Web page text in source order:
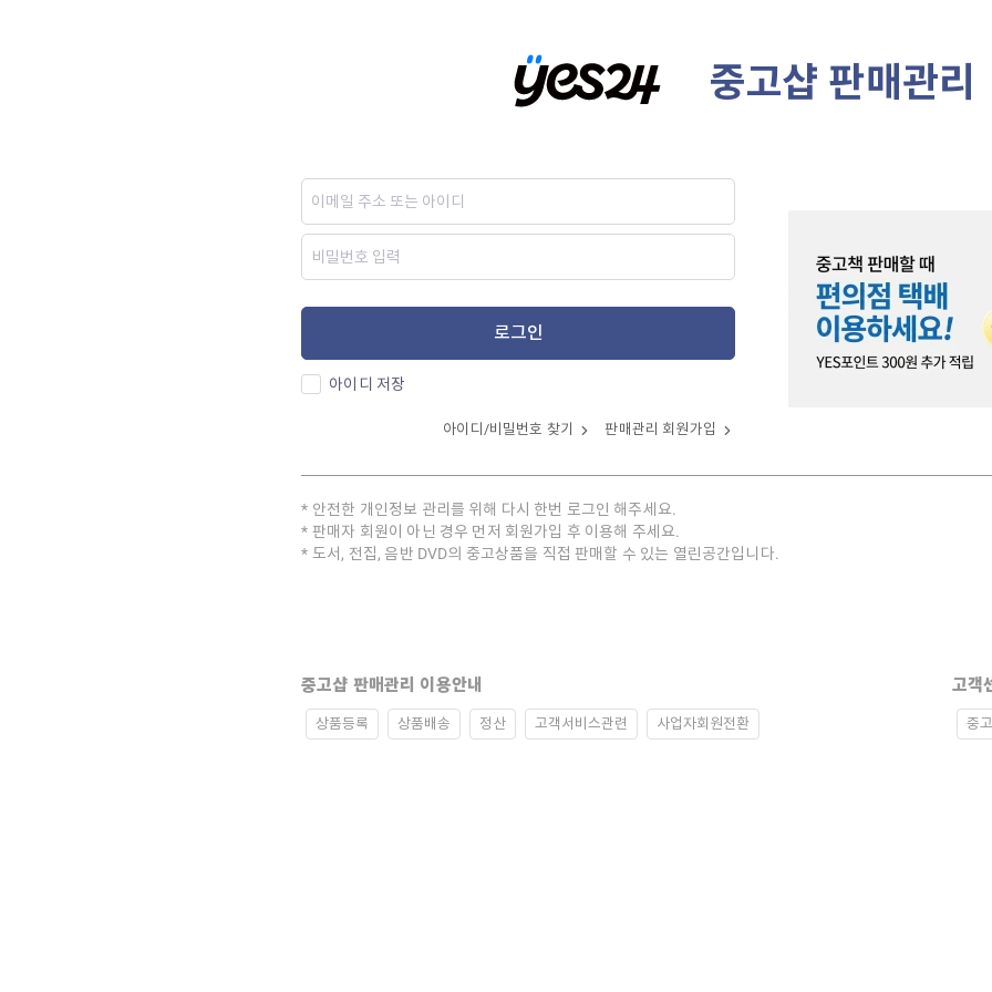
중고샵 판매관리
로그인
아이디 저장
아이디/비밀번호 찾기 판매관리 회원가입
안전한 개인정보 관리를 위해 다시 한번 로그인 해주세요.
판매자 회원이 아닌 경우 먼저 회원가입 후 이용해 주세요.
도서, 전집, 음반 DVD의 중고상품을 직접 판매할 수 있는 열린공간입니다.
중고샵 판매관리 이용안내
상품등록 상품배송 정산 고객서비스관련 사업자회원전환
고객
중